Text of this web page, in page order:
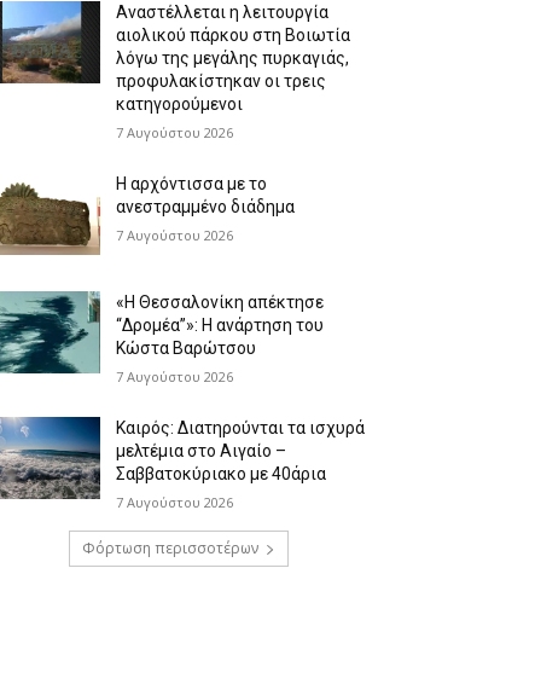
Αναστέλλεται η λειτουργία
αιολικού πάρκου στη Βοιωτία
λόγω της μεγάλης πυρκαγιάς,
προφυλακίστηκαν οι τρεις
κατηγορούμενοι
7 Αυγούστου 2026
Η αρχόντισσα με το
ανεστραμμένο διάδημα
7 Αυγούστου 2026
«Η Θεσσαλονίκη απέκτησε
“Δρομέα”»: Η ανάρτηση του
Κώστα Βαρώτσου
7 Αυγούστου 2026
Καιρός: Διατηρούνται τα ισχυρά
μελτέμια στο Αιγαίο –
Σαββατοκύριακο με 40άρια
7 Αυγούστου 2026
Φόρτωση περισσοτέρων